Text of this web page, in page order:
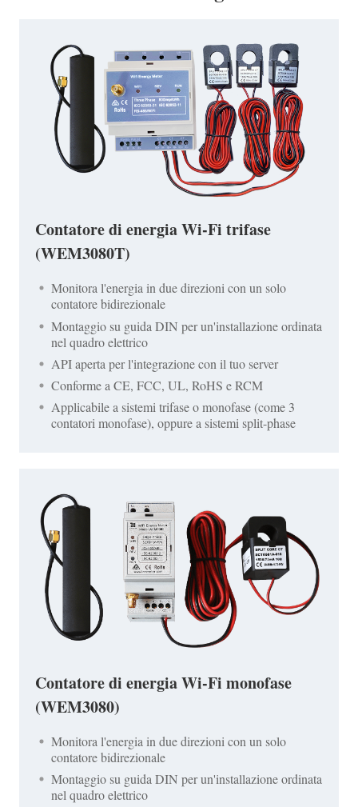
Contatore di energia Wi-Fi trifase
(WEM3080T)
Monitora l'energia in due direzioni con un solo
contatore bidirezionale
Montaggio su guida DIN per un'installazione ordinata
nel quadro elettrico
API aperta per l'integrazione con il tuo server
Conforme a CE, FCC, UL, RoHS e RCM
Applicabile a sistemi trifase o monofase (come 3
contatori monofase), oppure a sistemi split-phase
Contatore di energia Wi-Fi monofase
(WEM3080)
Monitora l'energia in due direzioni con un solo
contatore bidirezionale
Montaggio su guida DIN per un'installazione ordinata
nel quadro elettrico